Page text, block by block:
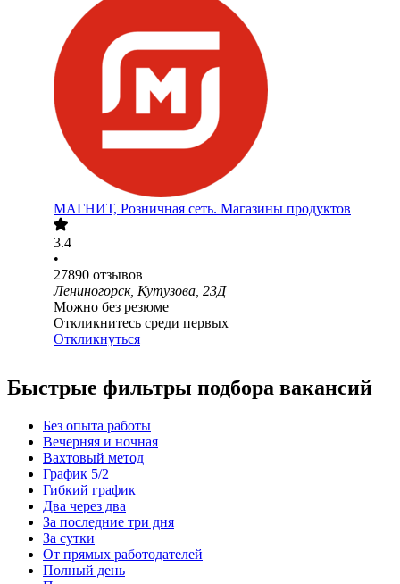
МАГНИТ, Розничная сеть. Магазины продуктов
3.4
•
27890 отзывов
Лениногорск, Кутузова, 23Д
Можно без резюме
Откликнитесь среди первых
Откликнуться
Быстрые фильтры подбора вакансий
Без опыта работы
Вечерняя и ночная
Вахтовый метод
График 5/2
Гибкий график
Два через два
За последние три дня
За сутки
От прямых работодателей
Полный день